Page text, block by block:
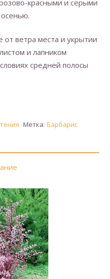
красными и серыми
ветра места и укрытии
и лапником
средней полосы
Метка: Барбарис